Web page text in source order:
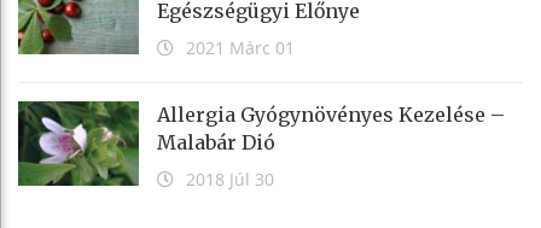
Egészségügyi Előnye
2021 Márc 01
Allergia Gyógynövényes Kezelése –
Malabár Dió
2018 Júl 30